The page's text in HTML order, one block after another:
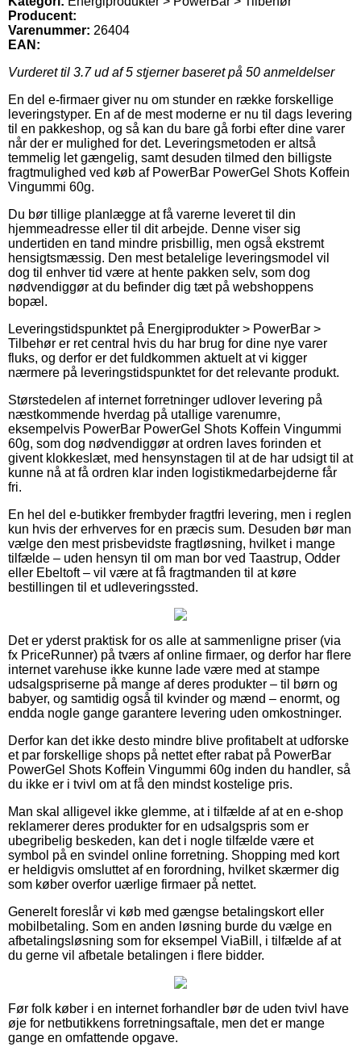
Producent:
Varenummer: 26404
EAN:
Vurderet til 3.7ud af 5 stjerner baseret på 50 anmeldelser
En del e-firmaer giver nu om stunder en række forskellige
leveringstyper. En af de mest moderne er nu til dags levering
til en pakkeshop, og så kan du bare gå forbi efter dine varer
når der er mulighed for det. Leveringsmetoden er altså
temmelig let gængelig, samt desuden tilmed den billigste
fragtmulighed ved køb af PowerBar PowerGel Shots Koffein
Vingummi 60g.
Du bør tillige planlægge at få varerne leveret til din
hjemmeadresse eller til dit arbejde. Denne viser sig
undertiden en tand mindre prisbillig, men også ekstremt
hensigtsmæssig. Den mest betalelige leveringsmodel vil
dog til enhver tid være at hente pakken selv, som dog
nødvendiggør at du befinder dig tæt på webshoppens
bopæl.
Leveringstidspunktet på Energiprodukter > PowerBar >
Tilbehør er ret central hvis du har brug for dine nye varer
fluks, og derfor er det fuldkommen aktuelt at vi kigger
nærmere på leveringstidspunktet for det relevante produkt.
Størstedelen af internet forretninger udlover levering på
næstkommende hverdag på utallige varenumre,
eksempelvis PowerBar PowerGel Shots Koffein Vingummi
60g, som dog nødvendiggør at ordren laves forinden et
givent klokkeslæt, med hensynstagen til at de har udsigt til at
kunne nå at få ordren klar inden logistikmedarbejderne får
fri.
En hel del e-butikker frembyder fragtfri levering, men i reglen
kun hvis der erhverves for en præcis sum. Desuden bør man
vælge den mest prisbevidste fragtløsning, hvilket i mange
tilfælde – uden hensyn til om man bor ved Taastrup, Odder
eller Ebeltoft – vil være at få fragtmanden til at køre
bestillingen til et udleveringssted.
Det er yderst praktisk for os alle at sammenligne priser (via
fx PriceRunner) på tværs af online firmaer, og derfor har flere
internet varehuse ikke kunne lade være med at stampe
udsalgspriserne på mange af deres produkter – til børn og
babyer, og samtidig også til kvinder og mænd – enormt, og
endda nogle gange garantere levering uden omkostninger.
Derfor kan det ikke desto mindre blive profitabelt at udforske
et par forskellige shops på nettet efter rabat på PowerBar
PowerGel Shots Koffein Vingummi 60g inden du handler, så
du ikke er i tvivl om at få den mindst kostelige pris.
Man skal alligevel ikke glemme, at i tilfælde af at en e-shop
reklamerer deres produkter for en udsalgspris som er
ubegribelig beskeden, kan det i nogle tilfælde være et
symbol på en svindel online forretning. Shopping med kort
er heldigvis omsluttet af en forordning, hvilket skærmer dig
som køber overfor uærlige firmaer på nettet.
Generelt foreslår vi køb med gængse betalingskort eller
mobilbetaling. Som en anden løsning burde du vælge en
afbetalingsløsning som for eksempel ViaBill, i tilfælde af at
du gerne vil afbetale betalingen i flere bidder.
Før folk køber i en internet forhandler bør de uden tvivl have
øje for netbutikkens forretningsaftale, men det er mange
gange en omfattende opgave.